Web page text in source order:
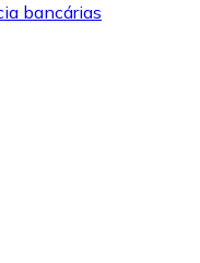
bancárias